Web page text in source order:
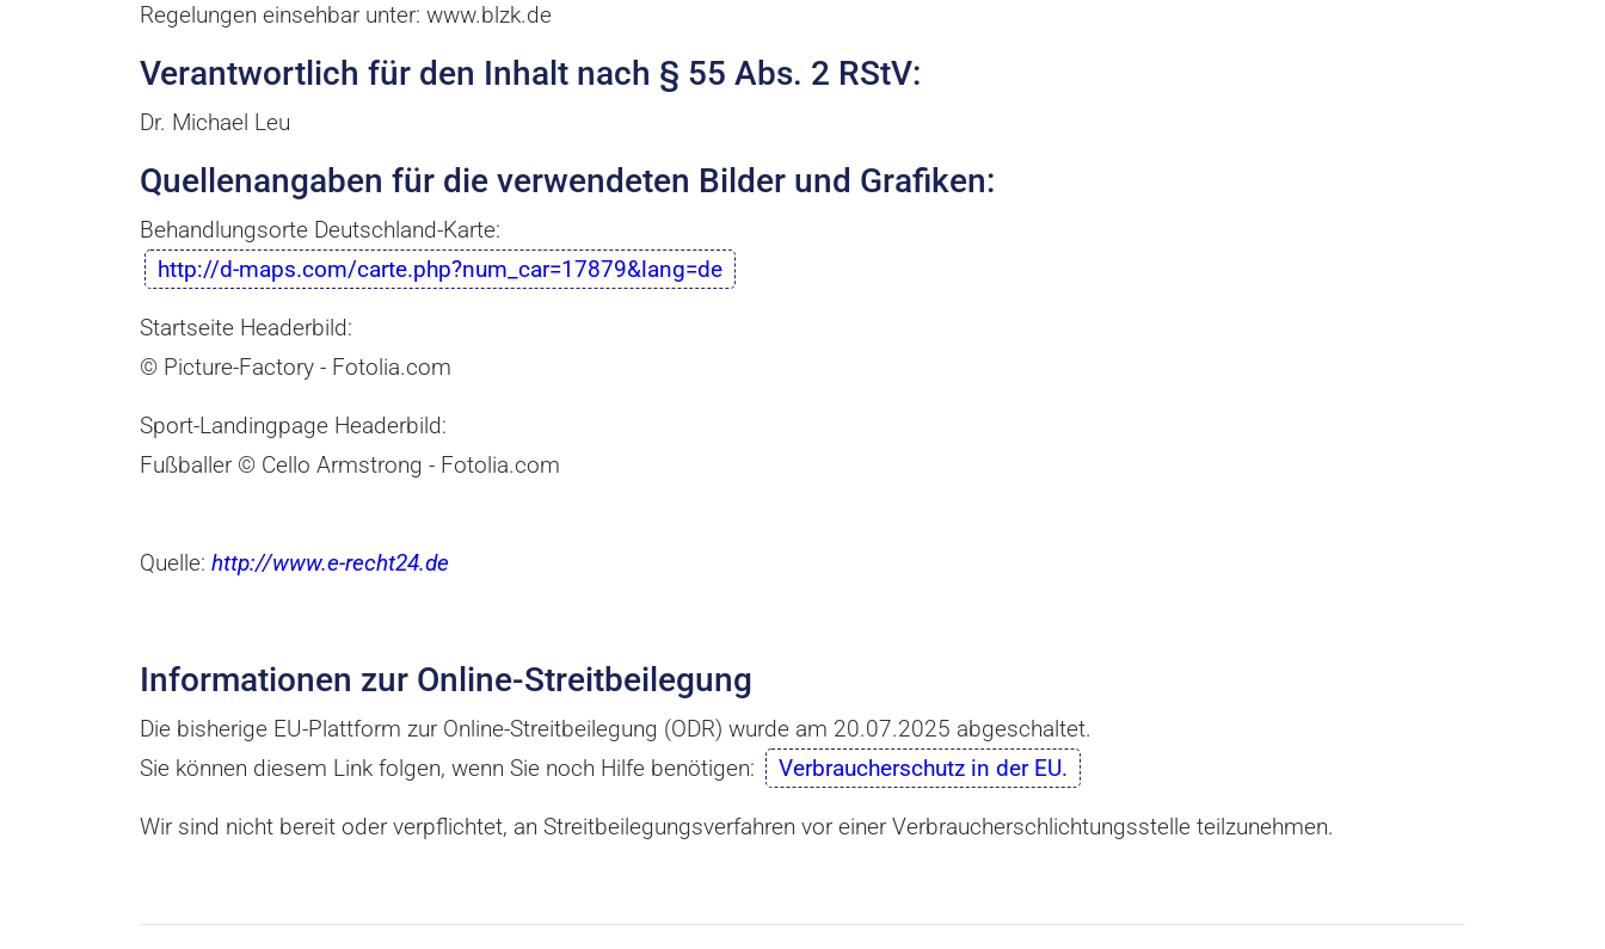
Regelungen einsehbar unter: www.blzk.de
Verantwortlich für den Inhalt nach § 55 Abs. 2 RStV:
Dr. Michael Leu
Quellenangaben für die verwendeten Bilder und Grafiken:
Behandlungsorte Deutschland-Karte:
http://d-maps.com/carte.php?num_car=17879&lang=de
Startseite Headerbild:
© Picture-Factory - Fotolia.com
Sport-Landingpage Headerbild:
Fußballer © Cello Armstrong - Fotolia.com
Quelle: http://www.e-recht24.de
Informationen zur Online-Streitbeilegung
Die bisherige EU-Plattform zur Online-Streitbeilegung (ODR) wurde am 20.07.2025 abgeschaltet.
Sie können diesem Link folgen, wenn Sie noch Hilfe benötigen:
Verbraucherschutz in der EU.
Wir sind nicht bereit oder verpflichtet, an Streitbeilegungsverfahren vor einer Verbraucherschlichtungsstelle teilzunehmen.